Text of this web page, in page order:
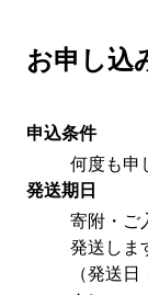
お申し込
申込条件
何度も申
発送期日
寄附・ご
発送しま
（発送